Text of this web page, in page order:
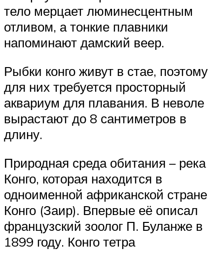
тело мерцает люминесцентным
отливом, а тонкие плавники
напоминают дамский веер.
Рыбки конго живут в стае, поэтому
для них требуется просторный
аквариум для плавания. В неволе
вырастают до 8 сантиметров в
длину.
Природная среда обитания – река
Конго, которая находится в
одноименной африканской стране
Конго (Заир). Впервые её описал
французский зоолог П. Буланже в
1899 году. Конго тетра